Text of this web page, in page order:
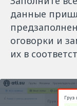
данные
оговорки и
их в